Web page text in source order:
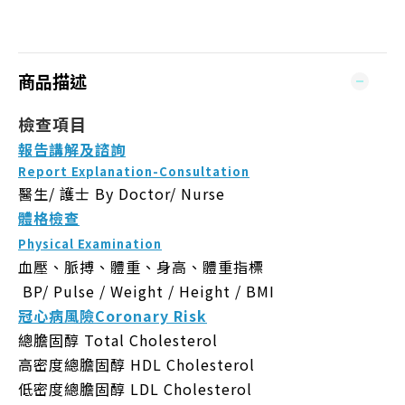
商品描述
檢查項目
報告講解及諮詢
Report Explanation-Consultation
醫生/ 護士 By Doctor/ Nurse
體格檢查
Physical Examination
血壓、脈搏、體重、身高、體重指標
BP/ Pulse / Weight / Height / BMI
冠心病風險Coronary Risk
總膽固醇 Total Cholesterol
高密度總膽固醇 HDL Cholesterol
低密度總膽固醇 LDL Cholesterol